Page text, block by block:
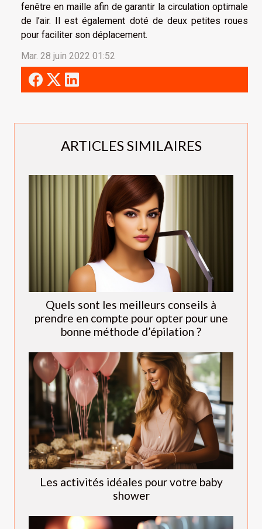
ARTICLES SIMILAIRES
Quels sont les meilleurs conseils à
prendre en compte pour opter pour une
bonne méthode d’épilation ?
Les activités idéales pour votre baby
shower
fenêtre en maille afin de garantir la circulation optimale
de l’air. Il est également doté de deux petites roues
pour faciliter son déplacement.
Mar. 28 juin 2022 01:52